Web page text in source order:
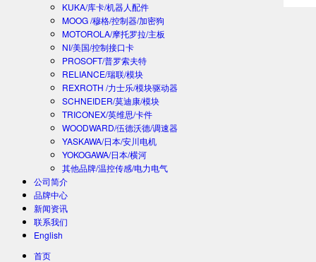
KUKA/库卡/机器人配件
MOOG /穆格/控制器/加密狗
MOTOROLA/摩托罗拉/主板
NI/美国/控制接口卡
PROSOFT/普罗索夫特
RELIANCE/瑞联/模块
REXROTH /力士乐/模块驱动器
SCHNEIDER/莫迪康/模块
TRICONEX/英维思/卡件
WOODWARD/伍德沃德/调速器
YASKAWA/日本/安川电机
YOKOGAWA/日本/横河
其他品牌/温控传感/电力电气
公司简介
品牌中心
新闻资讯
联系我们
English
首页